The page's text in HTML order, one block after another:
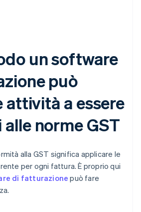
un software
può
attività a essere
norme GST
alla GST significa applicare le
per ogni fattura. È proprio qui
di fatturazione può fare